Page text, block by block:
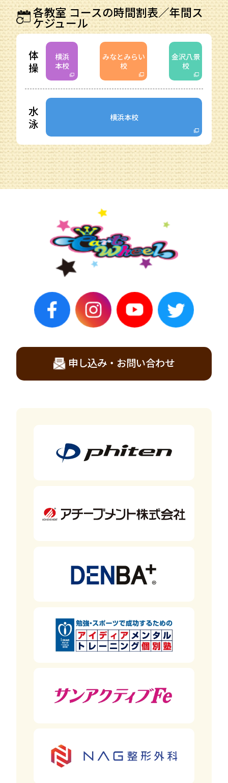
各教室 コースの時間割表／年間ス
ケジュール
体
操
横浜
本校
みなとみらい
校
金沢八景
校
水
泳
横浜本校
申し込み・お問い合わせ